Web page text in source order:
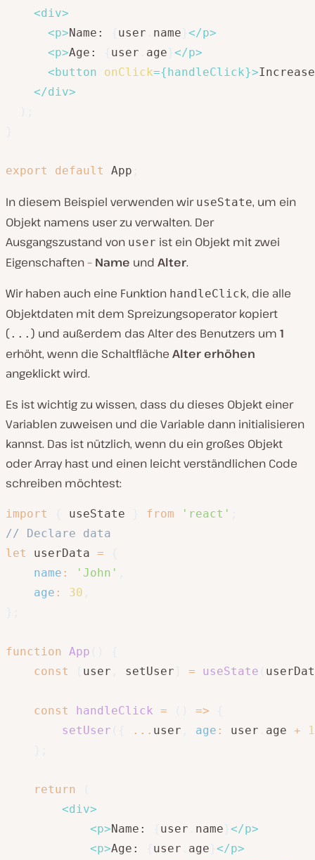
<div>
<p>Name: user name </p>
<p>Age: user age </p>
<button onClick={handleClick}>
</div>
export default App
In diesem Beispiel verwenden wir useState, um ein
Objekt namens user zu verwalten. Der
Ausgangszustand von user ist ein Objekt mit zwei
Eigenschaften – Name und Alter.
Wir haben auch eine Funktion handleClick, die alle
Objektdaten mit dem Spreizungsoperator kopiert
(... ) und außerdem das Alter des Benutzers um 1
erhöht, wenn die Schaltfläche Alter erhöhen
angeklickt wird.
Es ist wichtig zu wissen, dass du dieses Objekt einer
Variablen zuweisen und die Variable dann initialisieren
kannst. Das ist nützlich, wenn du ein großes Objekt
oder Array hast und einen leicht verständlichen Code
schreiben möchtest:
import useState from 'react'
// Declare data
let
userData =
name : 'John'
age : 30
function App
const
user setUser = useState
const handleClick = =>
setUser
... user age : user age +
1
return
<div>
<p>Name: user name </p>
<p>Age: user age </p>